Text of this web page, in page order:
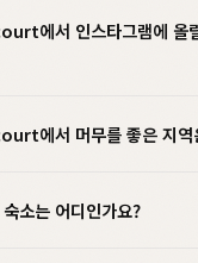
에서 인스타그램에 올
에서 머무를 좋은 지역
소는 어디인가요?